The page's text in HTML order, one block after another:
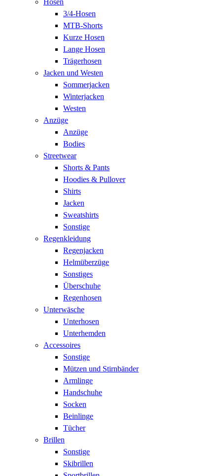
3/4-Hosen
MTB-Shorts
Kurze Hosen
Lange Hosen
Trägerhosen
Jacken und Westen
Sommerjacken
Winterjacken
Westen
Anzüge
Anzüge
Bodies
Streetwear
Shorts & Pants
Hoodies & Pullover
Shirts
Jacken
Sweatshirts
Sonstige
Regenkleidung
Regenjacken
Helmüberzüge
Sonstiges
Überschuhe
Regenhosen
Unterwäsche
Unterhosen
Unterhemden
Accessoires
Sonstige
Mützen und Stirnbänder
Armlinge
Handschuhe
Socken
Beinlinge
Tücher
Brillen
Sonstige
Skibrillen